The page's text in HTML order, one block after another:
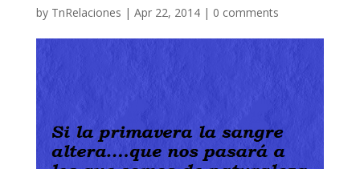
by TnRelaciones | Apr 22, 2014| 0 comments